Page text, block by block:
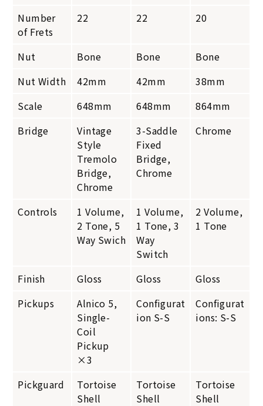
Number
of Frets
22 22 20
Nut Bone Bone
Bone
Nut Width
42mm 42mm
38mm
Scale
648mm 648mm
864mm
Bridge
Vintage
Style
Tremolo
Bridge,
Chrome
3-Saddle
Fixed
Bridge,
Chrome
Chrome
Controls
1 Volume,
2 Tone, 5
Way Swich
1 Volume,
1 Tone, 3
Way
Switch
2 Volume,
1 Tone
Finish Gloss Gloss
Gloss
Pickups
Alnico 5,
Single-
Coil
Pickup
×3
Configurat
ion S-S
Configurat
ions: S-S
Pickguard
Tortoise
Shell
Tortoise
Shell
Tortoise
Shell